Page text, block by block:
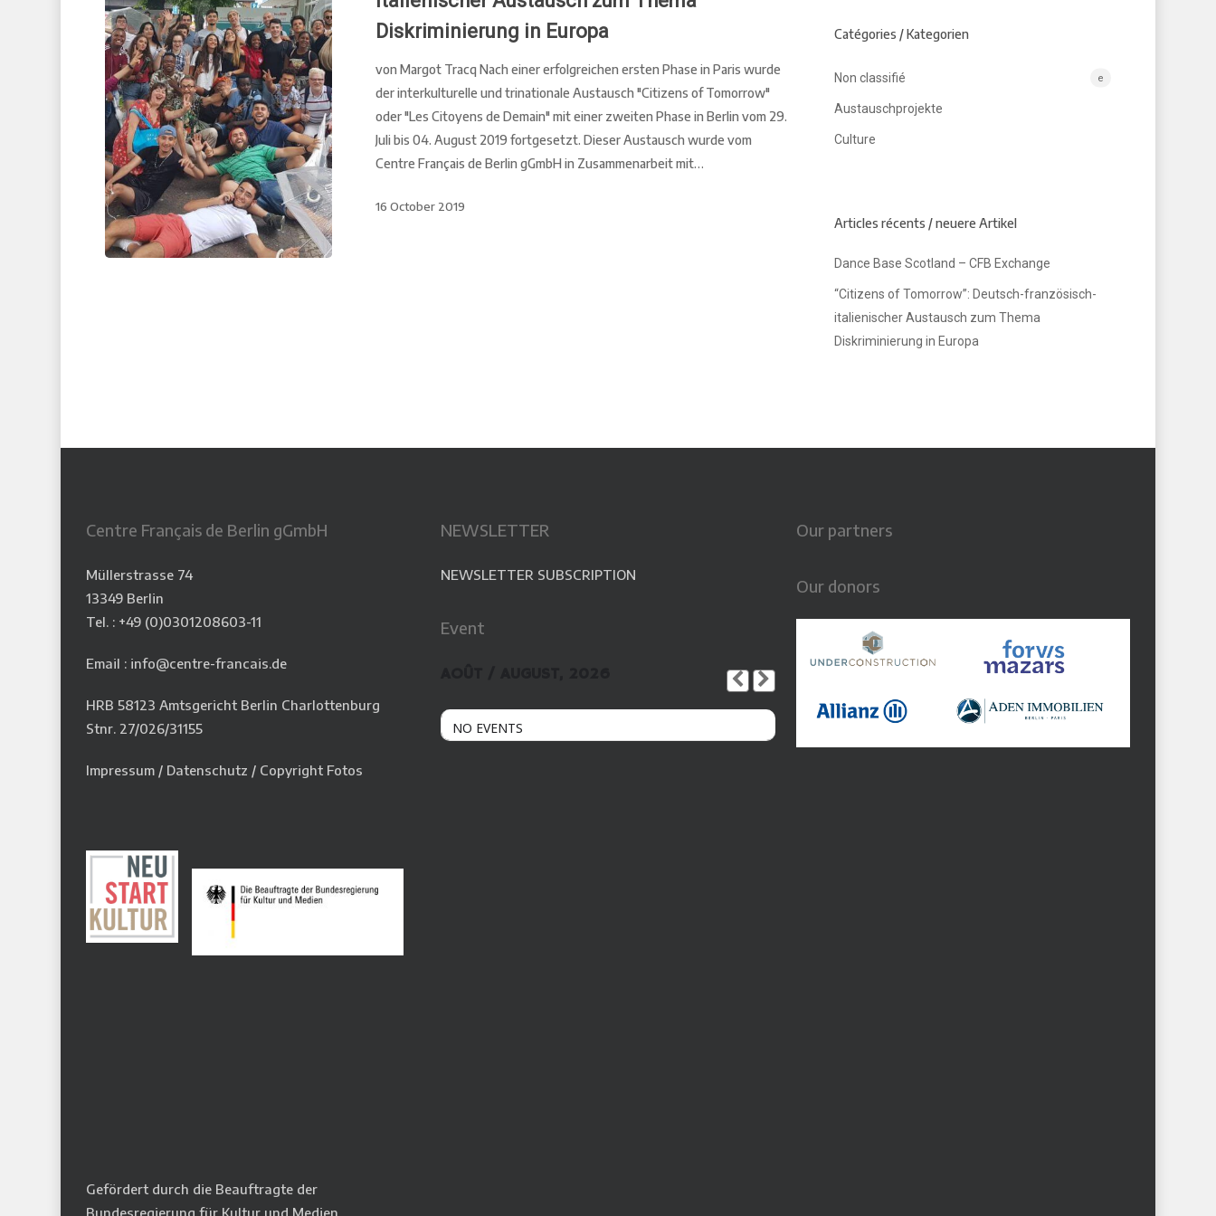
Diskriminierung in Europa
von Margot Tracq Nach einer erfolgreichen ersten Phase in Paris wurde
der interkulturelle und trinationale Austausch "Citizens of Tomorrow"
oder "Les Citoyens de Demain" mit einer zweiten Phase in Berlin vom 29.
Juli bis 04. August 2019 fortgesetzt. Dieser Austausch wurde vom
Centre Français de Berlin gGmbH in Zusammenarbeit mit…
16 October 2019
Catégories / Kategorien
Non classifié e
Austauschprojekte
Culture
Articles récents / neuere Artikel
Dance Base Scotland – CFB Exchange
“Citizens of Tomorrow”: Deutsch-französisch-
italienischer Austausch zum Thema
Diskriminierung in Europa
Centre Français de Berlin gGmbH
Müllerstrasse 74
13349 Berlin
Tel. : +49 (0)0301208603-11
Email : info@centre-francais.de
HRB 58123 Amtsgericht Berlin Charlottenburg
Stnr. 27/026/31155
Impressum / Datenschutz / Copyright Fotos
Gefördert durch die Beauftragte der
Bundesregierung für Kultur und Medien
NEWSLETTER
NEWSLETTER SUBSCRIPTION
Event
NO EVENTS
Our partners
Our donors